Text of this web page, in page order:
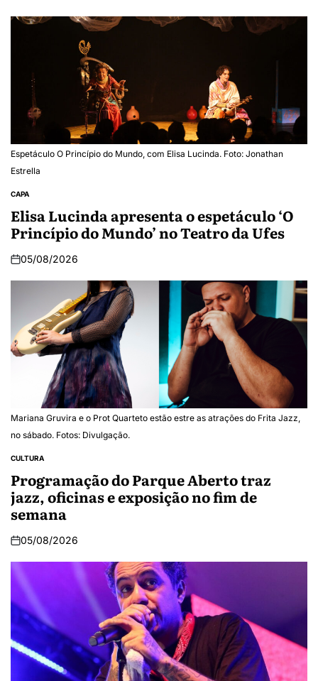
Espetáculo O Princípio do Mundo, com Elisa Lucinda. Foto: Jonathan
Estrella
CAPA
Elisa Lucinda apresenta o espetáculo ‘O
Princípio do Mundo’ no Teatro da Ufes
05/08/2026
Mariana Gruvira e o Prot Quarteto estão estre as atrações do Frita Jazz,
no sábado. Fotos: Divulgação.
CULTURA
Programação do Parque Aberto traz
jazz, oficinas e exposição no fim de
semana
05/08/2026